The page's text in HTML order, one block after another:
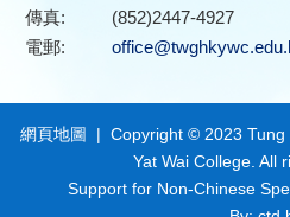
傳真:
(852)2447-4927
電郵:
網頁地圖 | Copyright © 2023 Tung
Yat Wai College. All
Support for Non-Chinese